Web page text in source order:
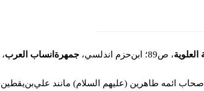
، ص89؛ ابن‌حزم اندلسي، جمهرة‌انساب العرب،
ائمه طاهرين (عليهم السلام) ‌مانند